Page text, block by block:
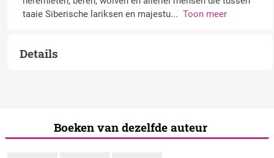
taaie Siberische lariksen en majestu... Toon meer
Details
Boeken van dezelfde auteur